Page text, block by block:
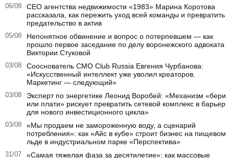
06/08
CEO агентства недвижимости «1983» Марина Коротова
рассказала, как пережить уход всей команды и превратить
предательство в актив
05/08
Непонятное обвинение и вопрос о потерпевшем — как
прошло первое заседание по делу воронежского адвоката
Виктории Стуковой
03/08
Сооснователь CMO Club Russia Евгения Чурбанова:
«Искусственный интеллект уже уволил креаторов.
Маркетинг — следующий»
03/08
Эксперт по энергетике Леонид Воробей: «Механизм «бери
или плати» рискует превратить сетевой комплекс в барьер
для нового инвестиционного цикла»
03/08
«Мы продаем не замороженную воду, а сценарий
потребления»: как «Айс в кубе» строит бизнес на пищевом
льде в индустриальном парке «Перспектива»
31/07
«Самая тяжелая фаза за десятилетие»: как массовые